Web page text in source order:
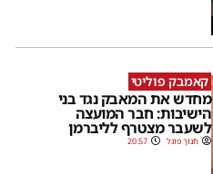
קאמבק פוליטי
מחדש את המאבק נגד בני
הישיבות: חבר המועצה
לשעבר מצטרף לליברמן
חנוך פוגל 20:57